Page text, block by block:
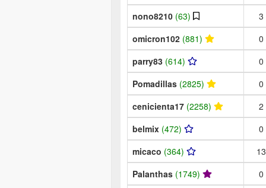
nono8210 (63)
3
omicron102 (881)
0
parry83 (614)
0
Pomadillas (2825)
0
cenicienta17 (2258)
2
belmix (472)
0
micaco (364)
13
Palanthas (1749) 0